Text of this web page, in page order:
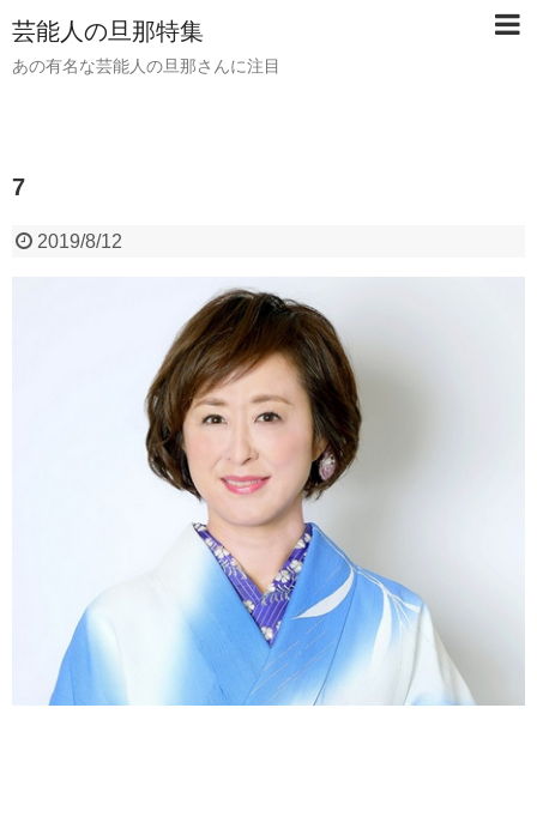
芸能人の旦那特集
あの有名な芸能人の旦那さんに注目
7
2019/8/12